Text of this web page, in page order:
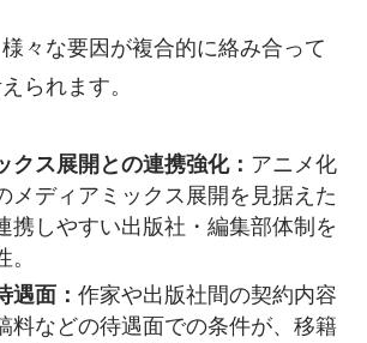
々な要因が複合的に絡み合って
られます。
クス展開との連携強化： アニメ化
メディアミックス展開を見据えた
携しやすい出版社・編集部体制を
遇面： 作家や出版社間の契約内容
料などの待遇面での条件が、移籍